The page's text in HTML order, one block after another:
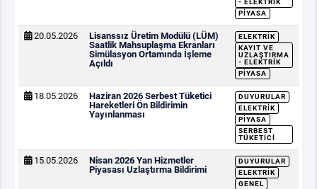
- ELEKTRIK
PIYASA
20.05.2026
Lisanssız Üretim Modülü (LÜM)
Saatlik Mahsuplaşma Ekranları
Simülasyon Ortamında İşleme
Açıldı
ELEKTRIK
KAYIT VE
UZLAŞTIRMA
- ELEKTRIK
PIYASA
18.05.2026
Haziran 2026 Serbest Tüketici
Hareketleri Ön Bildirimin
Yayınlanması
DUYURULAR
ELEKTRIK
PIYASA
SERBEST
TÜKETICI
15.05.2026
Nisan 2026 Yan Hizmetler
Piyasası Uzlaştırma Bildirimi
DUYURULAR
ELEKTRIK
GENEL